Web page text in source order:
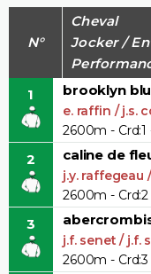
N°
Cheval
Jocker /
1
brooklyn
e. raffin / j.s.
2600m - Crd:1
2 caline de
j.y. raffegeau
2600m - Crd:2
3
j.f. senet / j.f.
2600m - Crd:3